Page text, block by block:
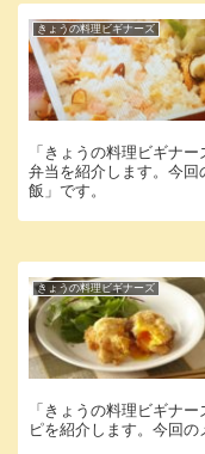
きょうの料理ビギナーズ
「きょうの料理ビギナ
弁当を紹介します。今
飯」です。
きょうの料理ビギナーズ
「きょうの料理ビギナ
ピを紹介します。今回の